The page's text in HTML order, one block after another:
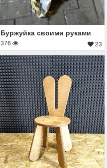
Буржуйка своими руками
376 23